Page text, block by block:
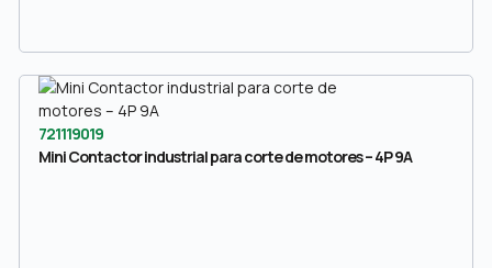
721119019
Mini Contactor industrial para corte de motores – 4P 9A